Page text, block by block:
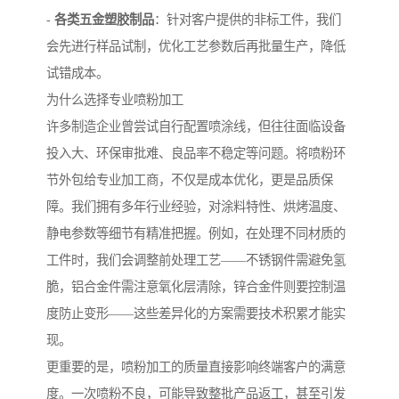
- 各类五金塑胶制品：针对客户提供的非标工件，我们
会先进行样品试制，优化工艺参数后再批量生产，降低
试错成本。
为什么选择专业喷粉加工
许多制造企业曾尝试自行配置喷涂线，但往往面临设备
投入大、环保审批难、良品率不稳定等问题。将喷粉环
节外包给专业加工商，不仅是成本优化，更是品质保
障。我们拥有多年行业经验，对涂料特性、烘烤温度、
静电参数等细节有精准把握。例如，在处理不同材质的
工件时，我们会调整前处理工艺——不锈钢件需避免氢
脆，铝合金件需注意氧化层清除，锌合金件则要控制温
度防止变形——这些差异化的方案需要技术积累才能实
现。
更重要的是，喷粉加工的质量直接影响终端客户的满意
度。一次喷粉不良，可能导致整批产品返工，甚至引发